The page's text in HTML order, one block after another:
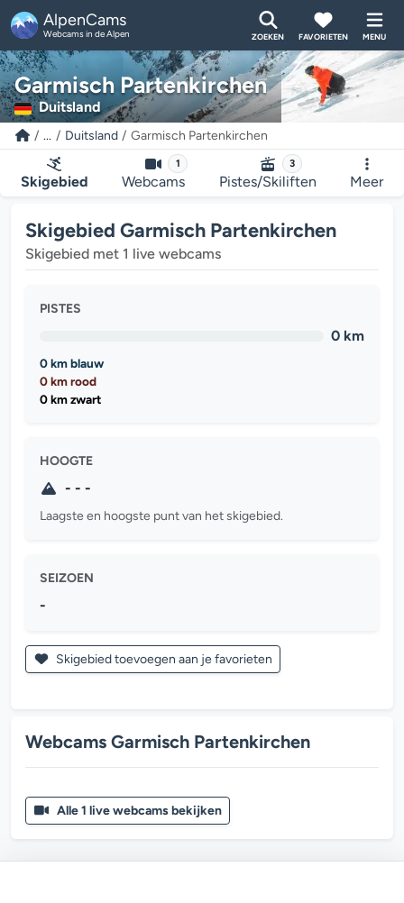
AlpenCams
Webcams in de Alpen ZOEKEN FAVORIETEN MENU
Garmisch Partenkirchen
Duitsland
... Duitsland Garmisch Partenkirchen
Skigebied
1
Webcams
3
Pistes/Skiliften Meer
Skigebied Garmisch Partenkirchen
Skigebied met 1 live webcams
PISTES
0 km
0 km blauw
0 km rood
0 km zwart
HOOGTE
- - -
Laagste en hoogste punt van het skigebied.
SEIZOEN
-
Skigebied toevoegen aan je favorieten
Webcams Garmisch Partenkirchen
Alle 1 live webcams bekijken